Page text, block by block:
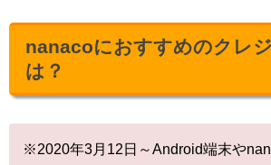
nanacoにおすすめのクレ
は？
※2020年3月12日～Android端末や